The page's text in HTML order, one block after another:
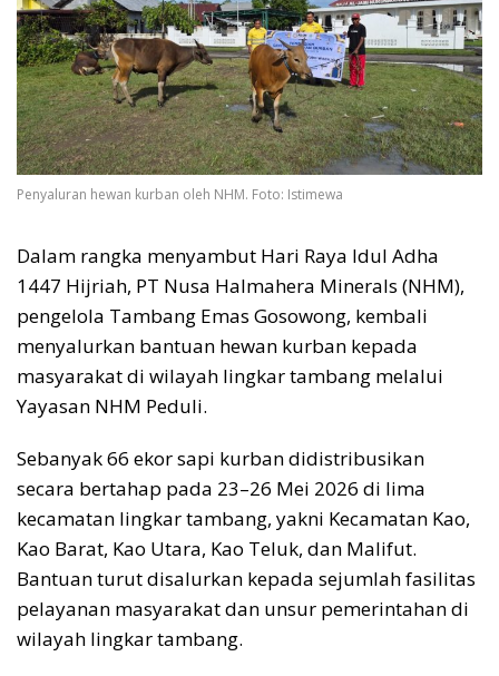
Penyaluran hewan kurban oleh NHM. Foto: Istimewa
Dalam rangka menyambut Hari Raya Idul Adha
1447 Hijriah, PT Nusa Halmahera Minerals (NHM),
pengelola Tambang Emas Gosowong, kembali
menyalurkan bantuan hewan kurban kepada
masyarakat di wilayah lingkar tambang melalui
Yayasan NHM Peduli.
Sebanyak 66 ekor sapi kurban didistribusikan
secara bertahap pada 23–26 Mei 2026 di lima
kecamatan lingkar tambang, yakni Kecamatan Kao,
Kao Barat, Kao Utara, Kao Teluk, dan Malifut.
Bantuan turut disalurkan kepada sejumlah fasilitas
pelayanan masyarakat dan unsur pemerintahan di
wilayah lingkar tambang.